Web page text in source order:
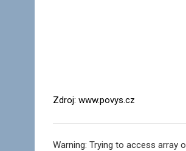
Zdroj: www.povys.cz
Warning: Trying to access